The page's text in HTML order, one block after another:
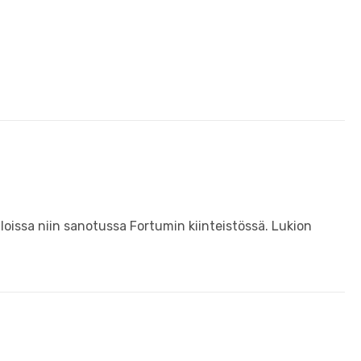
niin sanotussa Fortumin kiinteistössä. Lukion